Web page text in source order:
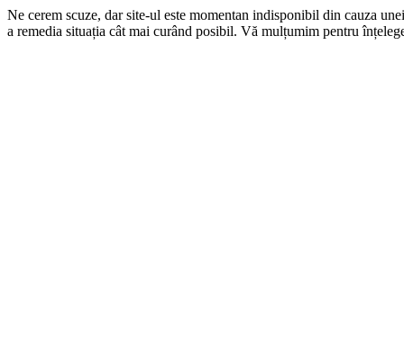
Ne cerem scuze, dar site-ul este momentan indisponibil din cauza
a remedia situația cât mai curând posibil. Vă mulțumim pentru